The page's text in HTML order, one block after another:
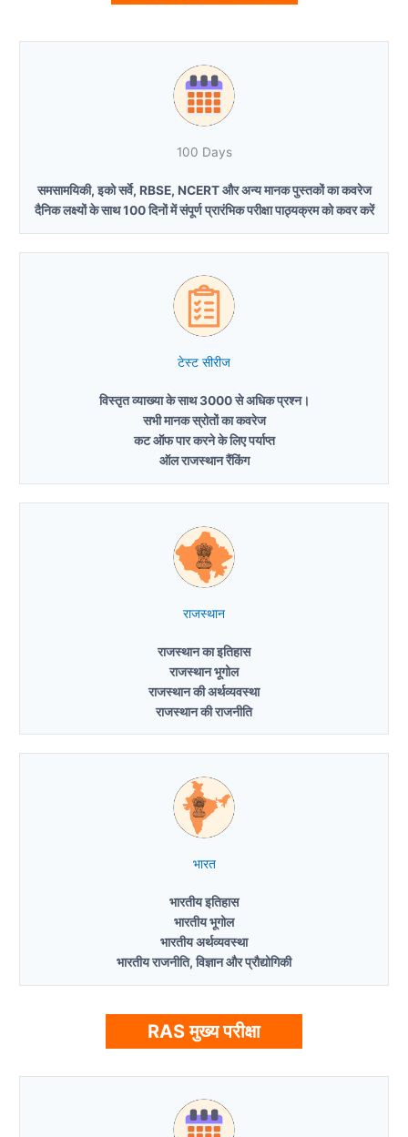
100 Days
समसामयिकी, इको सर्वे, RBSE, NCERT और अन्य मानक पुस्तकों का कवरेज
दैनिक लक्ष्यों के साथ 100 दिनों में संपूर्ण प्रारंभिक परीक्षा पाठ्यक्रम को कवर करें
टेस्ट सीरीज
विस्तृत व्याख्या के साथ 3000 से अधिक प्रश्न।
सभी मानक स्रोतों का कवरेज
कट ऑफ पार करने के लिए पर्याप्त
ऑल राजस्थान रैंकिंग
राजस्थान
राजस्थान का इतिहास
राजस्थान भूगोल
राजस्थान की अर्थव्यवस्था
राजस्थान की राजनीति
भारत
भारतीय इतिहास
भारतीय भूगोल
भारतीय अर्थव्यवस्था
भारतीय राजनीति, विज्ञान और प्रौद्योगिकी
RAS मुख्य परीक्षा